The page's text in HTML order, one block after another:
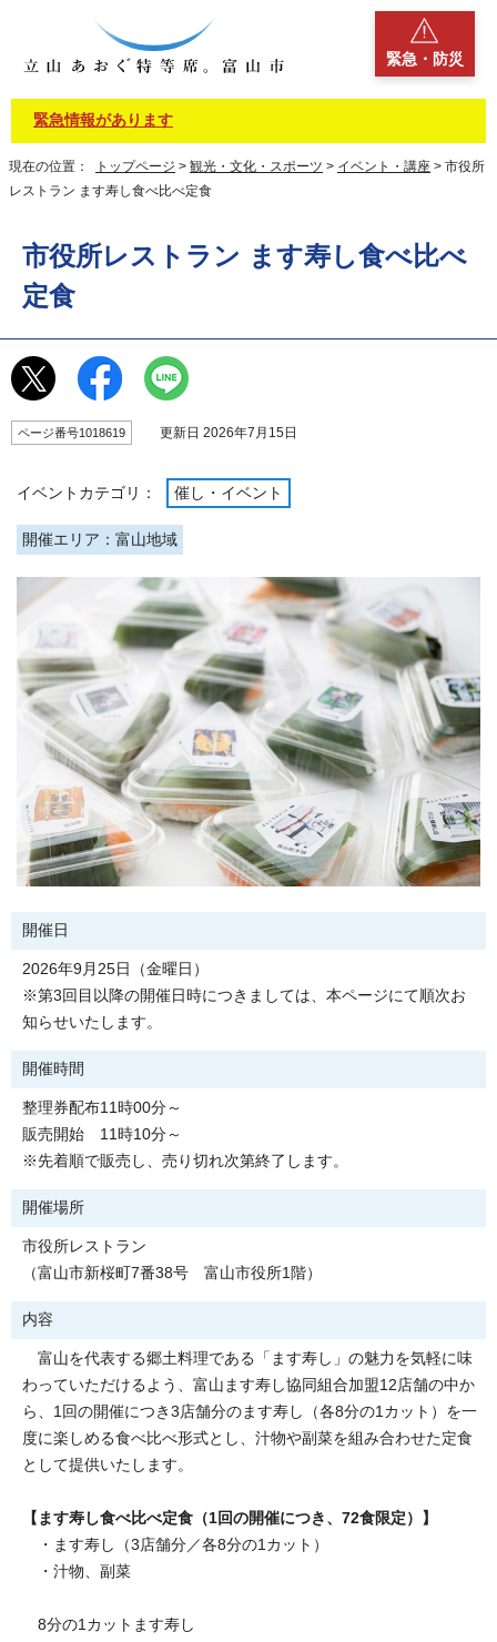
緊急・防災
緊急情報があります
現在の位置： トップページ > 観光・文化・スポーツ > イベント・講座 > 市役所
レストラン ます寿し食べ比べ定食
市役所レストラン ます寿し食べ比べ
定食
ページ番号1018619 更新日 2026年7月15日
イベントカテゴリ： 催し・イベント
開催エリア：富山地域
開催日
2026年9月25日（金曜日）
※第3回目以降の開催日時につきましては、本ページにて順次お
知らせいたします。
開催時間
整理券配布11時00分～
販売開始 11時10分～
※先着順で販売し、売り切れ次第終了します。
開催場所
市役所レストラン
（富山市新桜町7番38号 富山市役所1階）
内容
富山を代表する郷土料理である「ます寿し」の魅力を気軽に味
わっていただけるよう、富山ます寿し協同組合加盟12店舗の中か
ら、1回の開催につき3店舗分のます寿し（各8分の1カット）を一
度に楽しめる食べ比べ形式とし、汁物や副菜を組み合わせた定食
として提供いたします。
【ます寿し食べ比べ定食（1回の開催につき、72食限定）】
・ます寿し（3店舗分／各8分の1カット）
・汁物、副菜
8分の1カットます寿し